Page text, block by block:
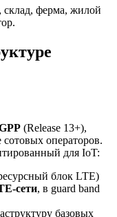
склад, ферма, жилой
(Release 13+),
сотовых операторов.
для IoT:
блок LTE)
сети, в guard band
базовых